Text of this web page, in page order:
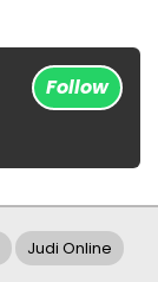
Follow
Judi Online